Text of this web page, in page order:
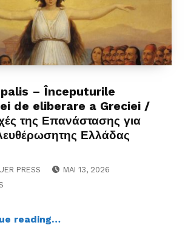
– Începuturile
de eliberare a Greciei /
της Επανάστασης για
Ελλάδας
PRESS
MAI 13, 2026
reading…